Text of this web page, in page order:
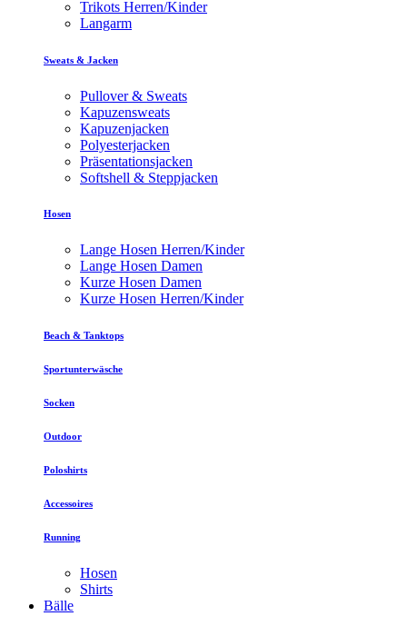
Trikots Herren/Kinder
Langarm
Sweats & Jacken
Pullover & Sweats
Kapuzensweats
Kapuzenjacken
Polyesterjacken
Präsentationsjacken
Softshell & Steppjacken
Hosen
Lange Hosen Herren/Kinder
Lange Hosen Damen
Kurze Hosen Damen
Kurze Hosen Herren/Kinder
Beach & Tanktops
Sportunterwäsche
Socken
Outdoor
Poloshirts
Accessoires
Running
Hosen
Shirts
Bälle